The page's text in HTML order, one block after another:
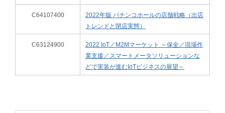
C64107400
2022年版 パチンコホールの店舗戦略（出店
トレンドと閉店実態）
C63124900
2022 IoT／M2Mマーケット ～保全／現場作
業支援／スマートメータソリューションな
どで実装が進むIoTビジネスの展望～